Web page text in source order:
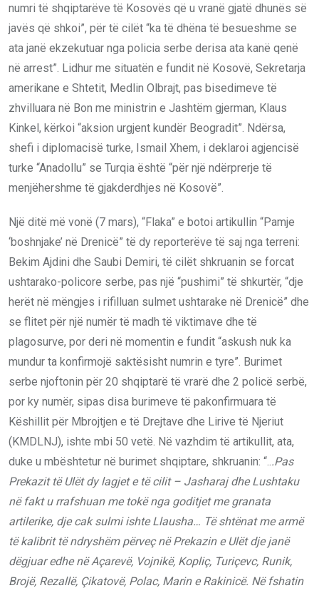
numri të shqiptarëve të Kosovës që u vranë gjatë dhunës së
javës që shkoi”, për të cilët “ka të dhëna të besueshme se
ata janë ekzekutuar nga policia serbe derisa ata kanë qenë
në arrest”. Lidhur me situatën e fundit në Kosovë, Sekretarja
amerikane e Shtetit, Medlin Olbrajt, pas bisedimeve të
zhvilluara në Bon me ministrin e Jashtëm gjerman, Klaus
Kinkel, kërkoi “aksion urgjent kundër Beogradit”. Ndërsa,
shefi i diplomacisë turke, Ismail Xhem, i deklaroi agjencisë
turke “Anadollu” se Turqia është “për një ndërprerje të
menjëhershme të gjakderdhjes në Kosovë”.
Një ditë më vonë (7 mars), “Flaka” e botoi artikullin “Pamje
‘boshnjake’ në Drenicë” të dy reporterëve të saj nga terreni:
Bekim Ajdini dhe Saubi Demiri, të cilët shkruanin se forcat
ushtarako-policore serbe, pas një “pushimi” të shkurtër, “dje
herët në mëngjes i rifilluan sulmet ushtarake në Drenicë” dhe
se flitet për një numër të madh të viktimave dhe të
plagosurve, por deri në momentin e fundit “askush nuk ka
mundur ta konfirmojë saktësisht numrin e tyre”. Burimet
serbe njoftonin për 20 shqiptarë të vrarë dhe 2 policë serbë,
por ky numër, sipas disa burimeve të pakonfirmuara të
Këshillit për Mbrojtjen e të Drejtave dhe Lirive të Njeriut
(KMDLNJ), ishte mbi 50 vetë. Në vazhdim të artikullit, ata,
duke u mbështetur në burimet shqiptare, shkruanin: “.. .Pas
Prekazit të Ulët dy lagjet e të cilit – Jasharaj dhe Lushtaku
në fakt u rrafshuan me tokë nga goditjet me granata
artilerike, dje cak sulmi ishte Llausha… Të shtënat me armë
të kalibrit të ndryshëm përveç në Prekazin e Ulët dje janë
dëgjuar edhe në Açarevë, Vojnikë, Kopliç, Turiçevc, Runik,
Brojë, Rezallë, Çikatovë, Polac, Marin e Rakinicë. Në fshatin